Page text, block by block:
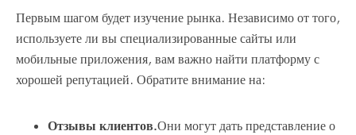
Первым шагом будет изучение рынка. Независимо от того,
используете ли вы специализированные сайты или
мобильные приложения, вам важно найти платформу с
хорошей репутацией. Обратите внимание на:
Отзывы клиентов.Они могут дать представление о